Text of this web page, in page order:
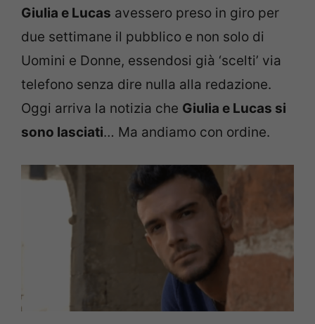
Giulia e Lucas avessero preso in giro per
due settimane il pubblico e non solo di
Uomini e Donne, essendosi già ‘scelti’ via
telefono senza dire nulla alla redazione.
Oggi arriva la notizia che Giulia e Lucas si
sono lasciati… Ma andiamo con ordine.